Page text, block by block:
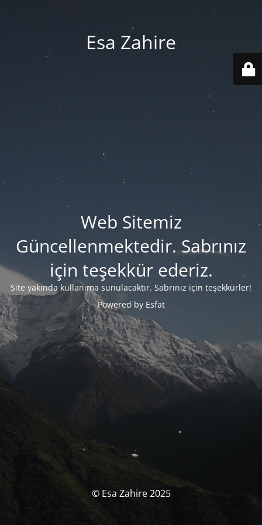
Esa Zahire
Web Sitemiz
Güncellenmektedir. Sabrınız
için teşekkür ederiz.
Site yakında kullanıma sunulacaktır. Sabrınız için teşekkürler!
Powered by Esfat
© Esa Zahire 2025